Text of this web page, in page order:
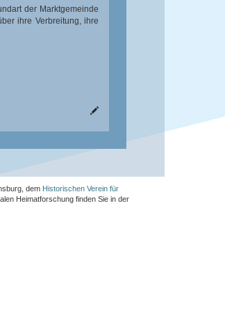
der Marktgemeinde
ihre Verbreitung, ihre
dem Historischen Verein für
Heimatforschung finden Sie in der